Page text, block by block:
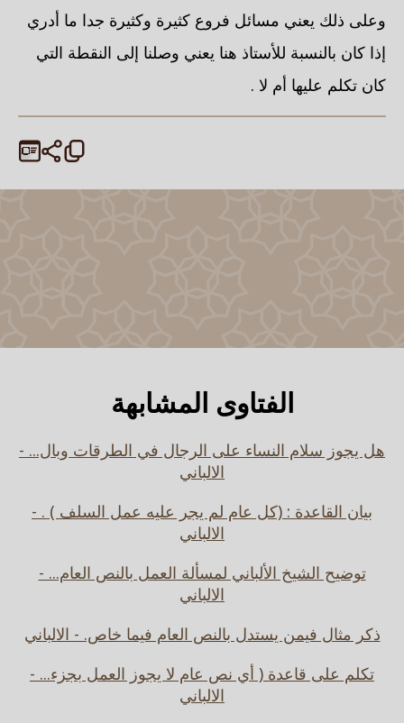
وعلى ذلك يعني مسائل فروع كثيرة وكثيرة جدا ما أدري
إذا كان بالنسبة للأستاذ هنا يعني وصلنا إلى النقطة التي
كان تكلم عليها أم لا .
الفتاوى المشابهة
هل يجوز سلام النساء على الرجال في الطرقات وبال... -
الالباني
بيان القاعدة : (كل عام لم يجر عليه عمل السلف ) . -
الالباني
توضيح الشيخ الألباني لمسألة العمل بالنص العام... -
الالباني
ذكر مثال فيمن يستدل بالنص العام فيما خاص. - الالباني
تكلم على قاعدة ( أي نص عام لا يجوز العمل بجزء... -
الالباني